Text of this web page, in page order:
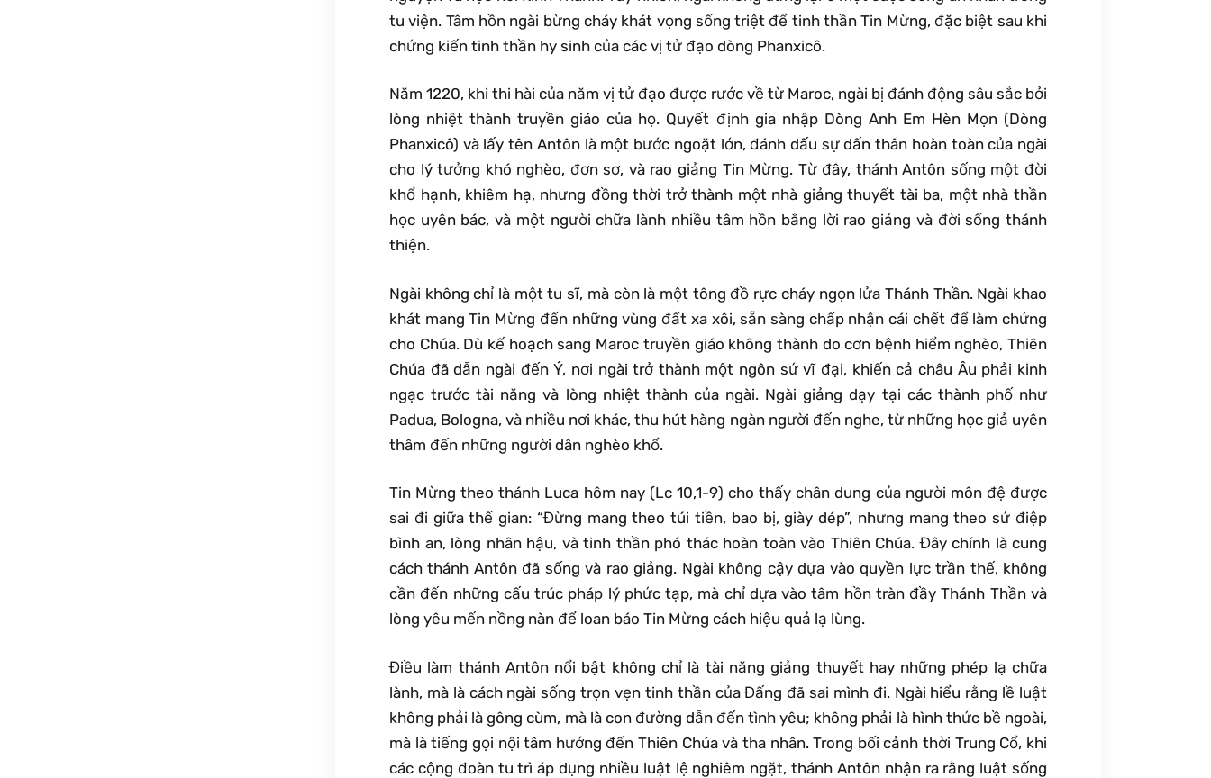
tu viện. Tâm hồn ngài bừng cháy khát vọng sống triệt để tinh thần Tin Mừng, đặc biệt sau khi
chứng kiến tinh thần hy sinh của các vị tử đạo dòng Phanxicô.
Năm 1220, khi thi hài của năm vị tử đạo được rước về từ Maroc, ngài bị đánh động sâu sắc bởi
lòng nhiệt thành truyền giáo của họ. Quyết định gia nhập Dòng Anh Em Hèn Mọn (Dòng
Phanxicô) và lấy tên Antôn là một bước ngoặt lớn, đánh dấu sự dấn thân hoàn toàn của ngài
cho lý tưởng khó nghèo, đơn sơ, và rao giảng Tin Mừng. Từ đây, thánh Antôn sống một đời
khổ hạnh, khiêm hạ, nhưng đồng thời trở thành một nhà giảng thuyết tài ba, một nhà thần
học uyên bác, và một người chữa lành nhiều tâm hồn bằng lời rao giảng và đời sống thánh
thiện.
Ngài không chỉ là một tu sĩ, mà còn là một tông đồ rực cháy ngọn lửa Thánh Thần. Ngài khao
khát mang Tin Mừng đến những vùng đất xa xôi, sẵn sàng chấp nhận cái chết để làm chứng
cho Chúa. Dù kế hoạch sang Maroc truyền giáo không thành do cơn bệnh hiểm nghèo, Thiên
Chúa đã dẫn ngài đến Ý, nơi ngài trở thành một ngôn sứ vĩ đại, khiến cả châu Âu phải kinh
ngạc trước tài năng và lòng nhiệt thành của ngài. Ngài giảng dạy tại các thành phố như
Padua, Bologna, và nhiều nơi khác, thu hút hàng ngàn người đến nghe, từ những học giả uyên
thâm đến những người dân nghèo khổ.
Tin Mừng theo thánh Luca hôm nay (Lc 10,1-9) cho thấy chân dung của người môn đệ được
sai đi giữa thế gian: “Đừng mang theo túi tiền, bao bị, giày dép”, nhưng mang theo sứ điệp
bình an, lòng nhân hậu, và tinh thần phó thác hoàn toàn vào Thiên Chúa. Đây chính là cung
cách thánh Antôn đã sống và rao giảng. Ngài không cậy dựa vào quyền lực trần thế, không
cần đến những cấu trúc pháp lý phức tạp, mà chỉ dựa vào tâm hồn tràn đầy Thánh Thần và
lòng yêu mến nồng nàn để loan báo Tin Mừng cách hiệu quả lạ lùng.
Điều làm thánh Antôn nổi bật không chỉ là tài năng giảng thuyết hay những phép lạ chữa
lành, mà là cách ngài sống trọn vẹn tinh thần của Đấng đã sai mình đi. Ngài hiểu rằng lề luật
không phải là gông cùm, mà là con đường dẫn đến tình yêu; không phải là hình thức bề ngoài,
mà là tiếng gọi nội tâm hướng đến Thiên Chúa và tha nhân. Trong bối cảnh thời Trung Cổ, khi
các cộng đoàn tu trì áp dụng nhiều luật lệ nghiêm ngặt, thánh Antôn nhận ra rằng luật sống